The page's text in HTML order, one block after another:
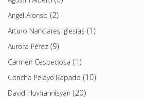
Angel Alonso (2)
Arturo Nanclares Iglesias (1)
Aurora Pérez (9)
Carmen Cespedosa (1)
Concha Pelayo Rapado (10)
David Hovhannisyan (20)